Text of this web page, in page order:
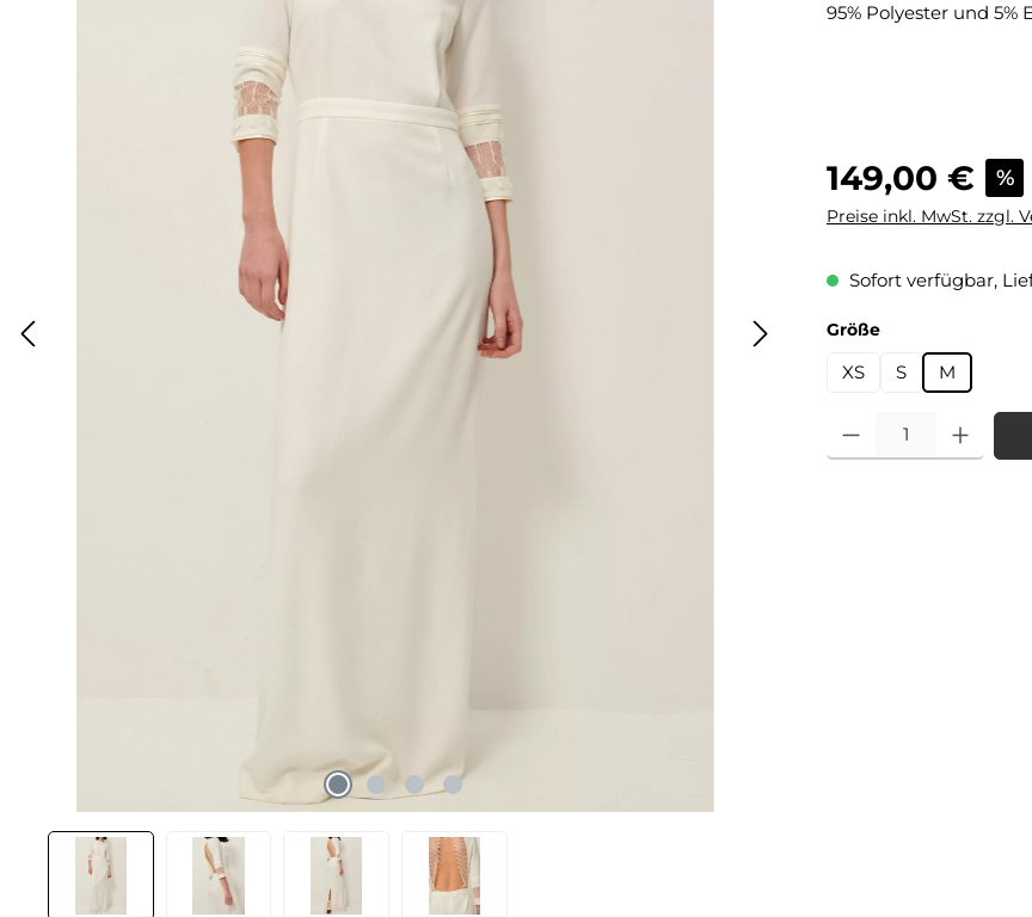
95% Polyester und 5%
Verkaufspreis:
149,00 € %
Preise inkl. MwSt. zzgl.
Sofort verfügbar,
Größeauswählen
XS S M
Produkt Anzahl: Gib